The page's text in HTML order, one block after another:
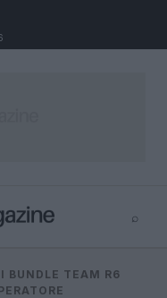
⌕
⌕
BUNDLE TEAM R6